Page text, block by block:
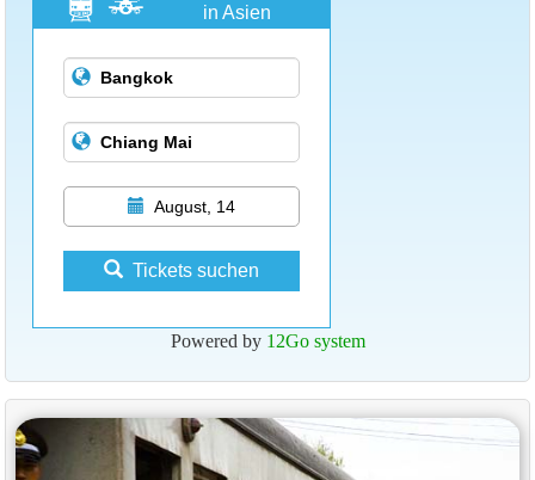
in Asien
August, 14
Tickets suchen
Powered by 12Go system